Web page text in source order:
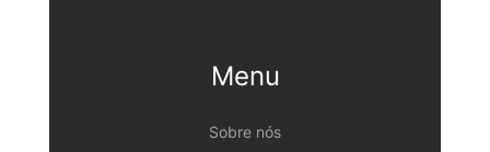
Menu
Sobre nós